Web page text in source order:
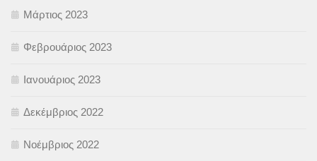
Μάρτιος 2023
Φεβρουάριος 2023
Ιανουάριος 2023
Δεκέμβριος 2022
Νοέμβριος 2022